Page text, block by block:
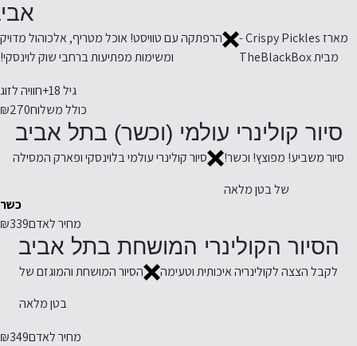
מארז Crispy Pickles -
מבית TheBlackBox
הרפתקה עם טוויסט! אוכל מטריף, אלכוהול מדויק
ומשימות מפתיעות ברחבי שוק לוינסקי!
גיל 18+
חוויה לזוג
כולל משלוח₪270
סיור קולינרי עולמי (וכשר) בתל אביב
סיור משביע! מפוצץ! וכשר!
של בטן מלאה
סיור קולינרי עולמי בלוינסקי ופארק המסילה
כשר
מחיר לאדם₪339
הסיור הקולינרי המושחת בתל אביב
לקבל הצצה לקולינריה איכותית וטעימה
הסיור המושחת והמוגזם של
בטן מלאה
מחיר לאדם₪349